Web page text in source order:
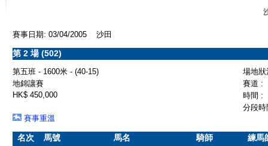
賽事日期: 03/04/2005 沙田
第 2 場 (502)
第五班 - 1600米 - (40-15)
場地
地錦讓賽
賽道 :
HK$ 450,000
時間 :
分段
賽事重溫
名次 馬號 馬名 騎師 練馬